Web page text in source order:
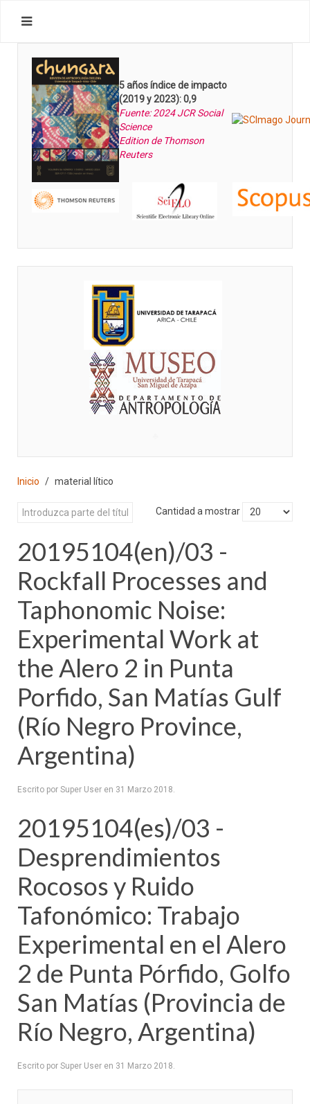
5 años índice de impacto
(2019 y 2023): 0,9
Fuente: 2024 JCR Social
Science
Edition de Thomson
Reuters
Inicio material lítico
Cantidad a mostrar
20195104(en)/03 -
Rockfall Processes and
Taphonomic Noise:
Experimental Work at
the Alero 2 in Punta
Porfido, San Matías Gulf
(Río Negro Province,
Argentina)
Escrito por Super User en 31 Marzo 2018.
20195104(es)/03 -
Desprendimientos
Rocosos y Ruido
Tafonómico: Trabajo
Experimental en el Alero
2 de Punta Pórfido, Golfo
San Matías (Provincia de
Río Negro, Argentina)
Escrito por Super User en 31 Marzo 2018.